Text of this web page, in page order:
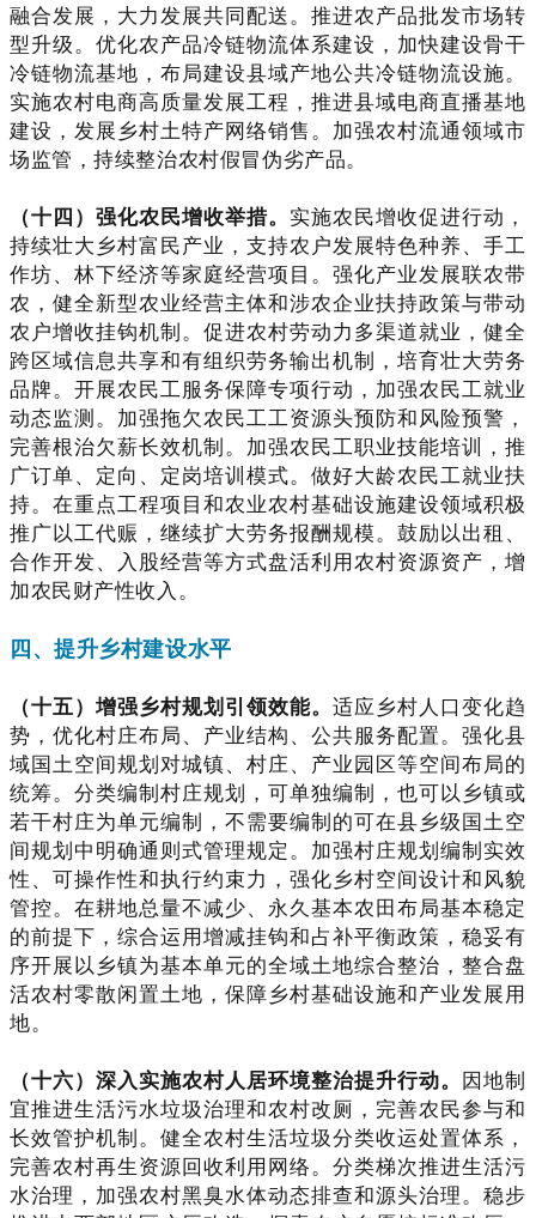
融合发展，大力发展共同配送。推进农产品批发市场转
型升级。优化农产品冷链物流体系建设，加快建设骨干
冷链物流基地，布局建设县域产地公共冷链物流设施。
实施农村电商高质量发展工程，推进县域电商直播基地
建设，发展乡村土特产网络销售。加强农村流通领域市
场监管，持续整治农村假冒伪劣产品。
（十四）强化农民增收举措。 实施农民增收促进行动，
持续壮大乡村富民产业，支持农户发展特色种养、手工
作坊、林下经济等家庭经营项目。强化产业发展联农带
农，健全新型农业经营主体和涉农企业扶持政策与带动
农户增收挂钩机制。促进农村劳动力多渠道就业，健全
跨区域信息共享和有组织劳务输出机制，培育壮大劳务
品牌。开展农民工服务保障专项行动，加强农民工就业
动态监测。加强拖欠农民工工资源头预防和风险预警，
完善根治欠薪长效机制。加强农民工职业技能培训，推
广订单、定向、定岗培训模式。做好大龄农民工就业扶
持。在重点工程项目和农业农村基础设施建设领域积极
推广以工代赈，继续扩大劳务报酬规模。鼓励以出租、
合作开发、入股经营等方式盘活利用农村资源资产，增
加农民财产性收入。
四、提升乡村建设水平
（十五）增强乡村规划引领效能。适应乡村人口变化趋
势，优化村庄布局、产业结构、公共服务配置。强化县
域国土空间规划对城镇、村庄、产业园区等空间布局的
统筹。分类编制村庄规划，可单独编制，也可以乡镇或
若干村庄为单元编制，不需要编制的可在县乡级国土空
间规划中明确通则式管理规定。加强村庄规划编制实效
性、可操作性和执行约束力，强化乡村空间设计和风貌
管控。在耕地总量不减少、永久基本农田布局基本稳定
的前提下，综合运用增减挂钩和占补平衡政策，稳妥有
序开展以乡镇为基本单元的全域土地综合整治，整合盘
活农村零散闲置土地，保障乡村基础设施和产业发展用
地。
（十六）深入实施农村人居环境整治提升行动。 因地制
宜推进生活污水垃圾治理和农村改厕，完善农民参与和
长效管护机制。健全农村生活垃圾分类收运处置体系，
完善农村再生资源回收利用网络。分类梯次推进生活污
水治理，加强农村黑臭水体动态排查和源头治理。稳步